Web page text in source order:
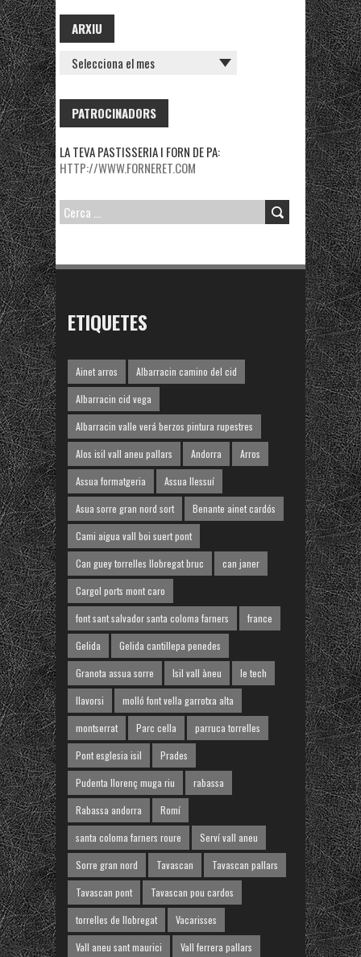
ARXIU
ARXIU
PATROCINADORS
LA TEVA PASTISSERIA I FORN DE PA:
HTTP://WWW.FORNERET.COM
CERCA:
ETIQUETES
Ainet arros
Albarracin camino del cid
Albarracin cid vega
Albarracin valle verá berzos pintura rupestres
Alos isil vall aneu pallars
Andorra
Arros
Assua formatgeria
Assua llessuí
Asua sorre gran nord sort
Benante ainet cardós
Cami aigua vall boi suert pont
Can guey torrelles llobregat bruc
can janer
Cargol ports mont caro
font sant salvador santa coloma farners
france
Gelida
Gelida cantillepa penedes
Granota assua sorre
Isil vall àneu
le tech
llavorsi
molló font vella garrotxa alta
montserrat
Parc cella
parruca torrelles
Pont esglesia isil
Prades
Pudenta llorenç muga riu
rabassa
Rabassa andorra
Romí
santa coloma farners roure
Serví vall aneu
Sorre gran nord
Tavascan
Tavascan pallars
Tavascan pont
Tavascan pou cardos
torrelles de llobregat
Vacarisses
Vall aneu sant maurici
Vall ferrera pallars